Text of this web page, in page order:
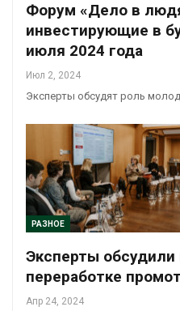
Форум «Дело в
инвестирующие в
июля 2024 года
Июл 2, 2024
Эксперты обсудят роль
РАЗНОЕ
Эксперты
переработке
Апр 24, 2024